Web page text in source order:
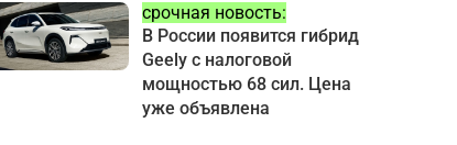
срочная новость:
В России появится гибрид
Geely с налоговой
мощностью 68 сил. Цена
уже объявлена